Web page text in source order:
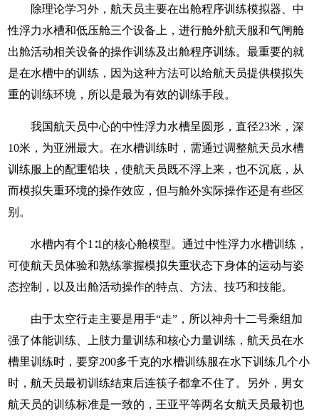
除理论学习外，航天员主要在出舱程序训练模拟器、中
性浮力水槽和低压舱三个设备上，进行舱外航天服和气闸舱
出舱活动相关设备的操作训练及出舱程序训练。最重要的就
是在水槽中的训练，因为这种方法可以给航天员提供模拟失
重的训练环境，所以是最为有效的训练手段。
我国航天员中心的中性浮力水槽呈圆形，直径23米，深
10米，为亚洲最大。在水槽训练时，需通过调整航天员水槽
训练服上的配重铅块，使航天员既不浮上来，也不沉底，从
而模拟失重环境的操作效应，但与舱外实际操作还是有些区
别。
水槽内有个1∶1的核心舱模型。通过中性浮力水槽训练，
可使航天员体验和熟练掌握模拟失重状态下身体的运动与姿
态控制，以及出舱活动操作的特点、方法、技巧和技能。
由于太空行走主要是用手“走”，所以神舟十二号乘组加
强了体能训练、上肢力量训练和核心力量训练，航天员在水
槽里训练时，要穿200多千克的水槽训练服在水下训练几个小
时，航天员最初训练结束后连筷子都拿不住了。另外，男女
航天员的训练标准是一致的，王亚平等两名女航天员最初也